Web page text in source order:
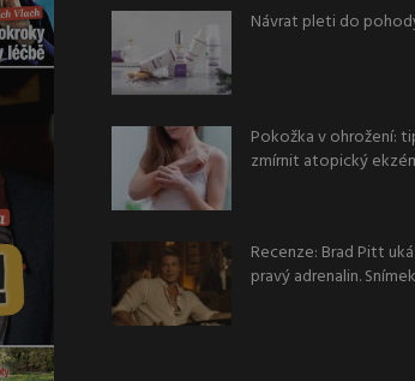
Návrat pleti do
Pokožka v ohrožení:
zmírnit atopický
Recenze: Brad Pitt
pravý adrenalin. Snímek